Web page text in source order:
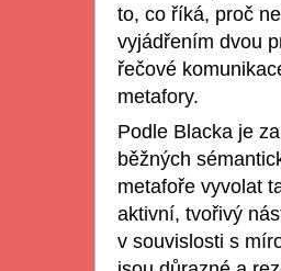
to, co říká, proč
vyjádřením dvou
řečové
metafory.
Podle Blacka je
běžných
metafoře vyvolat
aktivní, tvořivý
v souvislosti s